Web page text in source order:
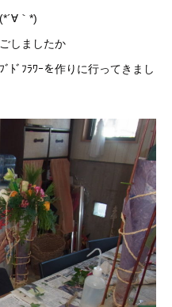
｀*)
しましたか
ﾄﾞﾌﾗﾜｰを作りに行ってきまし